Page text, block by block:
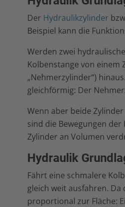
Der Hydraulikzylinder
Beispiel kann die
Werden zwei
Kolbenstange von einem
„Nehmerzylinder“)
gleichförmig: Der
Wenn aber beide
sind die Bewegungen
Zylinder an Volumen
Hydraulik
Fährt eine schmalere
gleich weit ausfahren.
proportional zur Fläche: